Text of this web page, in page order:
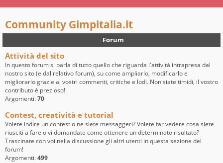
Community Gimpitalia.it
Forum
Attività del sito
In questo forum si parla di tutto quello che riguarda l'attività intrapresa dal
nostro sito (e dal relativo forum), su come ampliarlo, modificarlo e
migliorarlo grazie ai vostri commenti, critiche e lodi. Non siate timidi, il vostro
contributo è prezioso!
Argomenti:70
Contest, creatività e tutorial
Volete indire un contest o ne siete messaggeri? Volete far vedere cosa siete
riusciti a fare o vi domandate come ottenere un determinato risultato?
Trascinate con voi nella discussione gli altri utenti in questa sezione del
forum!
Argomenti:499